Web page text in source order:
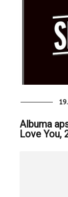
Albuma
Love You,